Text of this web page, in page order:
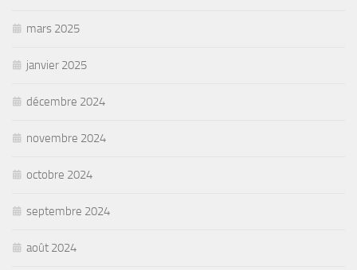
mars 2025
janvier 2025
décembre 2024
novembre 2024
octobre 2024
septembre 2024
août 2024